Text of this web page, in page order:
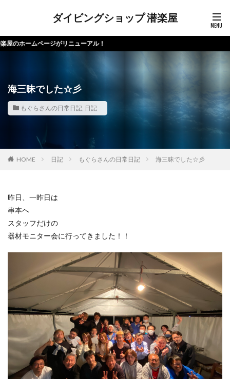
ダイビングショップ 潜楽屋
ージがリニューアル！
海三昧でした☆彡
もぐらさんの日常日記, 日記
HOME 日記 もぐらさんの日常日記 海三昧でした☆彡
昨日、一昨日は
串本へ
スタッフだけの
器材モニター会に行ってきました！！